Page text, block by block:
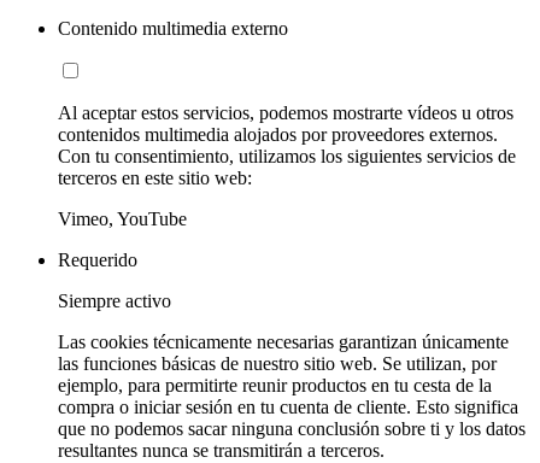
Contenido multimedia externo
Al aceptar estos servicios, podemos mostrarte vídeos u otros
contenidos multimedia alojados por proveedores externos.
Con tu consentimiento, utilizamos los siguientes servicios de
terceros en este sitio web:
Vimeo, YouTube
Requerido
Siempre activo
Las cookies técnicamente necesarias garantizan únicamente
las funciones básicas de nuestro sitio web. Se utilizan, por
ejemplo, para permitirte reunir productos en tu cesta de la
compra o iniciar sesión en tu cuenta de cliente. Esto significa
que no podemos sacar ninguna conclusión sobre ti y los datos
resultantes nunca se transmitirán a terceros.